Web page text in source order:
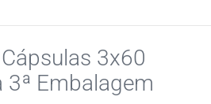
3x60
Embalagem